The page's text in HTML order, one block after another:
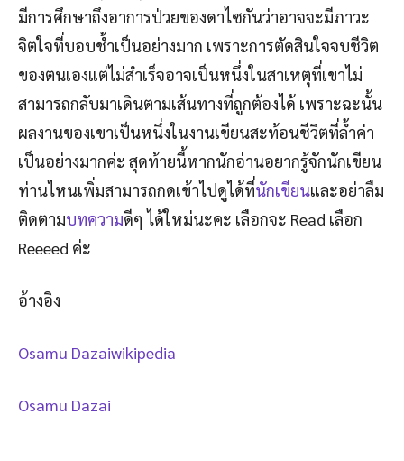
มีการศึกษาถึงอาการป่วยของดาไซกันว่าอาจจะมีภาวะ
จิตใจที่บอบช้ำเป็นอย่างมาก เพราะการตัดสินใจจบชีวิต
ของตนเองแต่ไม่สำเร็จอาจเป็นหนึ่งในสาเหตุที่เขาไม่
สามารถกลับมาเดินตามเส้นทางที่ถูกต้องได้ เพราะฉะนั้น
ผลงานของเขาเป็นหนึ่งในงานเขียนสะท้อนชีวิตที่ล้ำค่า
เป็นอย่างมากค่ะ สุดท้ายนี้หากนักอ่านอยากรู้จักนักเขียน
ท่านไหนเพิ่มสามารถกดเข้าไปดูได้ที่นักเขียนและอย่าลืม
ติดตามบทความดีๆ ได้ใหม่นะคะ เลือกจะ Read เลือก
Reeeed ค่ะ
อ้างอิง
Osamu Dazaiwikipedia
Osamu Dazai